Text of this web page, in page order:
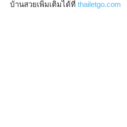
บ้านสวยเพิ่มเติมได้ที่ thailetgo.com